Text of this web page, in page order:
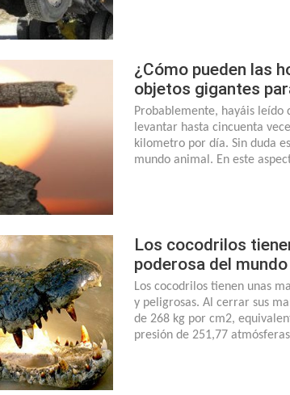
¿Cómo pueden las
objetos gigantes
Probablemente, hayáis leído
levantar hasta cincuenta
kilometro por día. Sin duda
mundo animal. En este
Los cocodrilos
poderosa del mundo
Los cocodrilos tienen unas
y peligrosas. Al cerrar sus
de 268 kg por cm2,
presión de 251,77